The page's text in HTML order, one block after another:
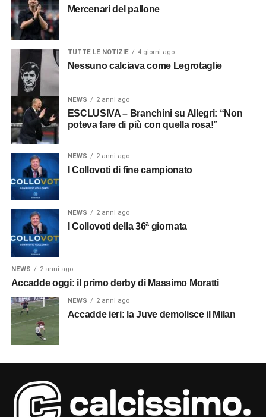
Mercenari del pallone
TUTTE LE NOTIZIE 4 giorni ago
Nessuno calciava come Legrotaglie
NEWS 2 anni ago
ESCLUSIVA – Branchini su Allegri: “Non
poteva fare di più con quella rosa!”
NEWS 2 anni ago
I Collovoti di fine campionato
NEWS 2 anni ago
I Collovoti della 36ª giornata
NEWS 2 anni ago
Accadde oggi: il primo derby di Massimo Moratti
NEWS 2 anni ago
Accadde ieri: la Juve demolisce il Milan